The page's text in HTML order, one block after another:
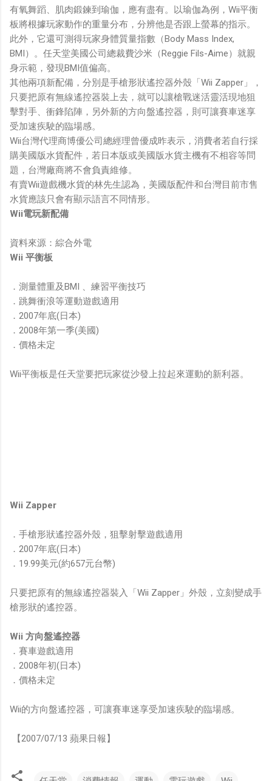
有氧舞蹈、肌肉鍛鍊到瑜伽，應有盡有。以瑜伽為例，Wii平衡
板將根據玩家動作的重量分布，分辨他是否跟上螢幕的指示。
此外，它還可測得玩家身體質量指數（Body Mass Index,
BMI）。任天堂美國公司總裁費沙米（Reggie Fils-Aime）就親
身示範，發現BMI值偏高。
其他兩項新配備，分別是手槍形狀遙控器外殼「Wii Zapper」，
只要把原有無線遙控器裝上去，就可以讓槍戰迷活靈活現地狙
擊對手、衝鋒陷陣，另外新的方向盤遙控器，則可讓賽車迷享
受加速疾駛的臨場感。
Wii台灣代理商博優公司總經理曾優成昨表示，消費者若自行採
購美國版水貨配件，若日本版或美國版水貨主機有不相容等問
題，台灣廠商將不會負責維修。
有賣Wii遊戲機水貨的林先生認為，美國版配件和台灣目前市售
水貨應該只會有顯示語言不同情形。
Wii電玩新配備
資料來源：綜合外電
Wii 平衡板
．測量體重及BMI 、練習平衡技巧
．跳舞衝浪等運動遊戲適用
．2007年底(日本)
．2008年第一季(美國)
．價格未定
Wii平衡板是任天堂要把玩家從沙發上拉起來運動的新利器。
Wii Zapper
．手槍形狀遙控器外殼，狙擊射擊遊戲適用
．2007年底(日本)
．19.99美元(約657元台幣)
只要把原有的無線遙控器裝入「Wii Zapper」外殼，立刻變成手
槍形狀的遙控器。
Wii 方向盤遙控器
．賽車遊戲適用
．2008年初(日本)
．價格未定
Wii的方向盤遙控器，可讓賽車迷享受加速疾駛的臨場感。
【2007/07/13 蘋果日報】